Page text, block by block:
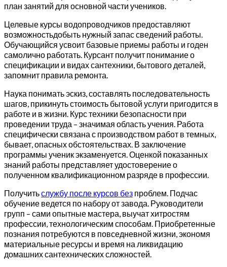
план занятий для основной части учеников.
Целевые курсы водопроводчиков предоставляют
возможностьдобыть нужный запас сведений работы.
Обучающийся усвоит базовые приемы работы и годен
самолично работать. Курсант получит понимание о
спецификации и видах сантехники, бытового деталей,
запомнит правила ремонта.
Наука понимать эскиз, составлять последовательность
шагов, прикинуть стоимость бытовой услуги пригодится в
работе и в жизни. Курс техники безопасности при
проведении труда – значимая область учения. Работа
специфически связана с производством работ в темных,
бывает, опасных обстоятельствах. В заключение
программы ученик экзаменуется. Оценкой показанных
знаний работы представляет удостоверение о
полученном квалификационном разряде в профессии.
Получитьслужбу после курсов без проблем. Подчас
обучение ведется по набору от завода. Руководители
групп – сами опытные мастера, выучат хитростям
профессии, технологическим способам. Приобретенные
познания потребуются в повседневной жизни, экономя
материальные ресурсы и время на ликвидацию
домашних сантехнических сложностей.